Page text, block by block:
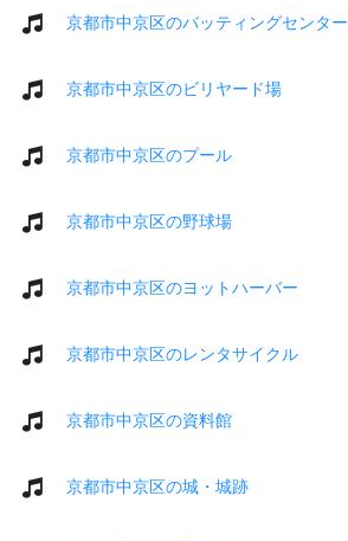
京都市中京区のバッティングセンター
京都市中京区のビリヤード場
京都市中京区のプール
京都市中京区の野球場
京都市中京区のヨットハーバー
京都市中京区のレンタサイクル
京都市中京区の資料館
京都市中京区の城・城跡